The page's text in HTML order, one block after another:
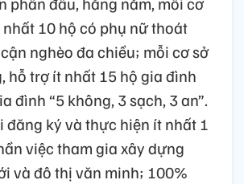
10 hộ có phụ nữ thoát
nghèo đa chiều; mỗi cơ sở
hỗ trợ ít nhất 15 hộ gia đình
đình “5 không, 3 sạch, 3 an”.
đăng ký và thực hiện ít nhất 1
việc tham gia xây dựng
và đô thị văn minh; 100%